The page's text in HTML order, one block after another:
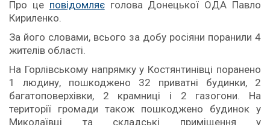
Про це повідомляєголова Донецької ОДА Павло
Кириленко.
За його словами, всього за добу росіяни поранили 4
жителів області.
На Горлівському напрямку у Костянтинівці поранено
1 людину, пошкоджено 32 приватні будинки, 2
багатоповерхівки, 2 крамниці і 2 газогони. На
території громади також пошкоджено будинок у
Миколаївці та складські приміщення у